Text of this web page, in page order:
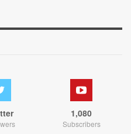
1,080
Subscribers